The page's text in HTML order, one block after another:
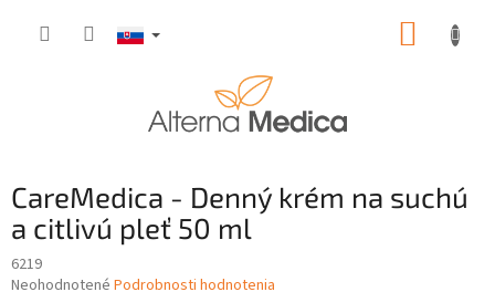
CareMedica - Denný krém na suchú
a citlivú pleť 50 ml
6219
Priemerné
Neohodnotené Podrobnosti hodnotenia